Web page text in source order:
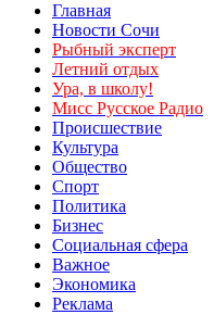
Главная
Новости Сочи
Рыбный эксперт
Летний отдых
Ура, в школу!
Мисс Русское Радио
Происшествие
Культура
Общество
Спорт
Политика
Бизнес
Социальная сфера
Важное
Экономика
Реклама